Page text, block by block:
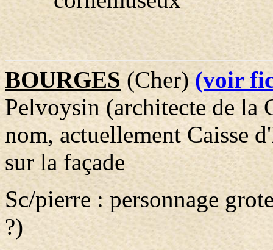
BOURGES (Cher)(voir
Pelvoysin (architecte de la
nom, actuellement Caisse
sur la façade
Sc/pierre : personnage
?)